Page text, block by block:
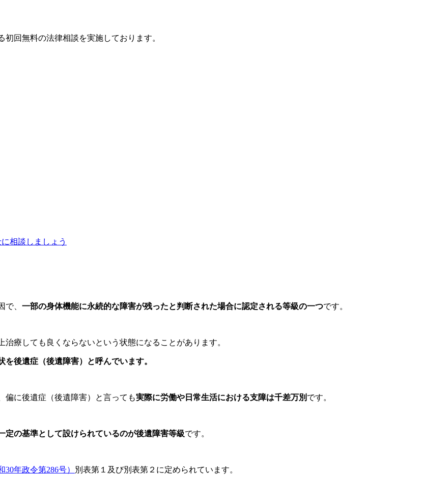
回無料の法律相談を実施しております。
相談しましょう
、 一部の身体機能に永続的な障害が残ったと判断された場合に認定される等級の一つです。
療しても良くならないという状態になることがあります。
後遺症（後遺障害）と呼んでいます。
偏に後遺症（後遺障害）と言っても実際に労働や日常生活における支障は千差万別 です。
定の基準として設けられているのが後遺障害等級です。
年政令第286号） 別表第１及び別表第２に定められています。